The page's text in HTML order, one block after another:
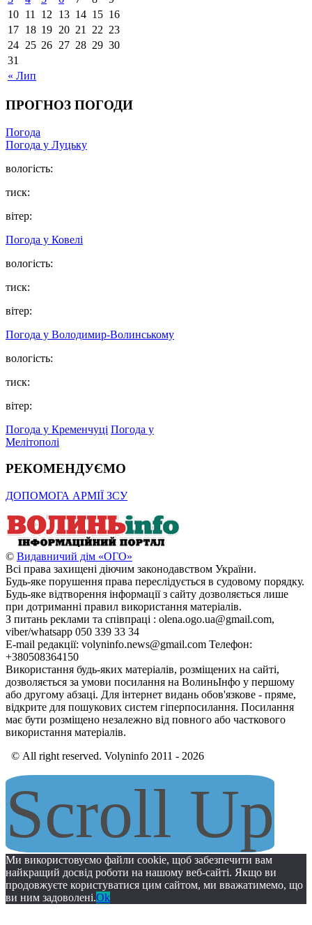
« Лип
10 11 12 13 14 15 16
17 18 19 20 21 22 23
24 25 26 27 28 29 30
31
ПРОГНОЗ ПОГОДИ
Погода
Погода у Луцьку
вологість:
тиск:
вітер:
Погода у Ковелі
вологість:
тиск:
вітер:
Погода у Володимир-Волинському
вологість:
тиск:
вітер:
Погода у Кременчуці Погода у
Мелітополі
РЕКОМЕНДУЄМО
ДОПОМОГА АРМІЇ ЗСУ
© Видавничий дім «ОГО»
Всі права захищені діючим законодавством України.
Будь-яке порушення права переслідується в судовому порядку.
Будь-яке відтворення інформації з сайту дозволяється лише
при дотриманні правил використання матеріалів.
З питань реклами та співпраці : olena.ogo.ua@gmail.com,
viber/whatsapp 050 339 33 34
E-mail редакції: volyninfo.news@gmail.com Телефон:
+380508364150
Використання будь-яких матеріалів, розміщених на сайті,
дозволяється за умови посилання на ВолиньІнфо у першому
або другому абзаці. Для інтернет видань обов'язкове - пряме,
відкрите для пошукових систем гіперпосилання. Посилання
має бути розміщено незалежно від повного або часткового
використання матеріалів.
© All right reserved. Volyninfo 2011 - 2026
Scroll Up
Ми використовуємо файли cookie, щоб забезпечити вам
найкращий досвід роботи на нашому веб-сайті. Якщо ви
продовжуєте користуватися цим сайтом, ми вважатимемо, що
ви ним задоволені.Ok